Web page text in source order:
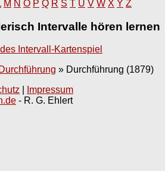
M N O P Q R S T U V W X Y Z
Intervalle hören lernen
Durchführung » Durchführung (1879)
Impressum
- R. G. Ehlert